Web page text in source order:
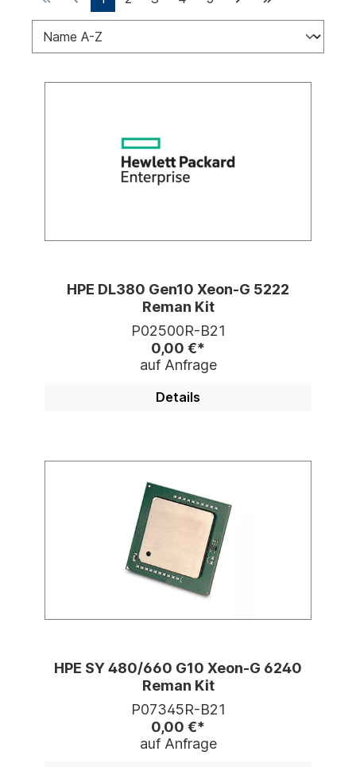
HPE DL380 Gen10 Xeon-G 5222
Reman Kit
P02500R-B21
0,00 €*
auf Anfrage
Details
HPE SY 480/660 G10 Xeon-G 6240
Reman Kit
P07345R-B21
0,00 €*
auf Anfrage